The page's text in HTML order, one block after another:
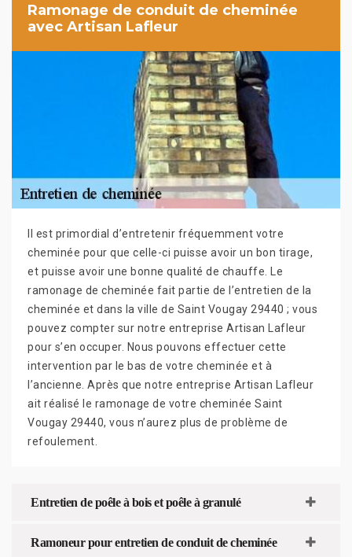
Ramonage de conduit de cheminée
avec Artisan Lafleur
Il est primordial d’entretenir fréquemment votre
cheminée pour que celle-ci puisse avoir un bon tirage,
et puisse avoir une bonne qualité de chauffe. Le
ramonage de cheminée fait partie de l’entretien de la
cheminée et dans la ville de Saint Vougay 29440 ; vous
pouvez compter sur notre entreprise Artisan Lafleur
pour s’en occuper. Nous pouvons effectuer cette
intervention par le bas de votre cheminée et à
l’ancienne. Après que notre entreprise Artisan Lafleur
ait réalisé le ramonage de votre cheminée Saint
Vougay 29440, vous n’aurez plus de problème de
refoulement.
Entretien de poêle à bois et poêle à granulé
Ramoneur pour entretien de conduit de cheminée